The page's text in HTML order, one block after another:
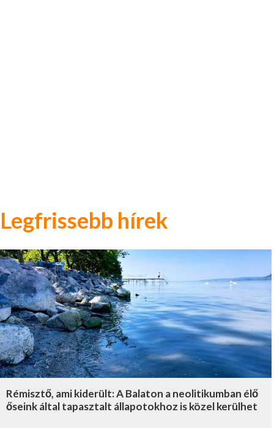
Legfrissebb hírek
Rémisztő, ami kiderült: A Balaton a neolitikumban élő
őseink által tapasztalt állapotokhoz is közel kerülhet